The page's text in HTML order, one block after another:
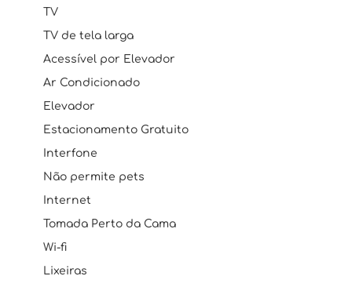
TV
TV de tela larga
Acessível por Elevador
Ar Condicionado
Elevador
Estacionamento Gratuito
Interfone
Não permite pets
Internet
Tomada Perto da Cama
Wi-fi
Lixeiras